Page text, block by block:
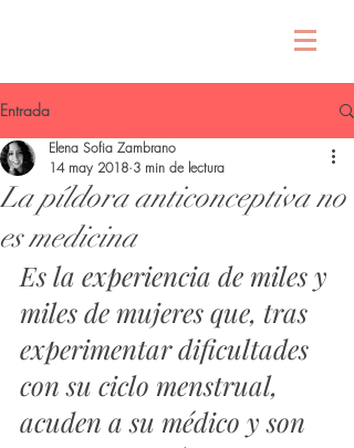
Entrada
La píldora anticonceptiva no
es medicina
Elena Sofia Zambrano
14 may 2018 3 min de lectura
Es la experiencia de miles y
miles de mujeres que, tras
experimentar dificultades
con su ciclo menstrual,
acuden a su médico y son